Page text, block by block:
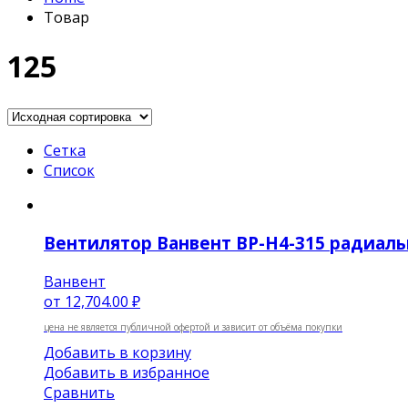
Товар
125
Сетка
Список
Вентилятор Ванвент ВР-Н4-315
Ванвент
от 12,704.00 ₽
цена не является публичной офертой и зависит от объёма покупки
Добавить в корзину
Добавить в избранное
Сравнить